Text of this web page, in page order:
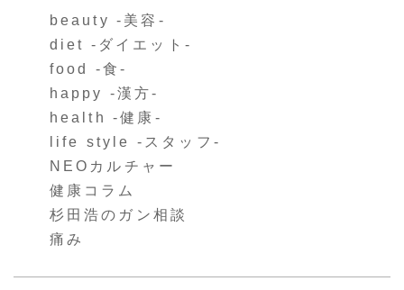
beauty -美容-
diet -ダイエット-
food -食-
happy -漢方-
health -健康-
life style -スタッフ-
NEOカルチャー
健康コラム
杉田浩のガン相談
痛み